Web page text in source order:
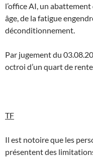
l’office AI, un
âge, de la fatigue
déconditionnement.
Par jugement du
octroi d’un quart de
TF
Il est notoire que les
présentent des